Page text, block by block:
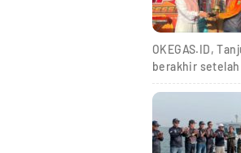
OKEGAS.ID,
berakhir